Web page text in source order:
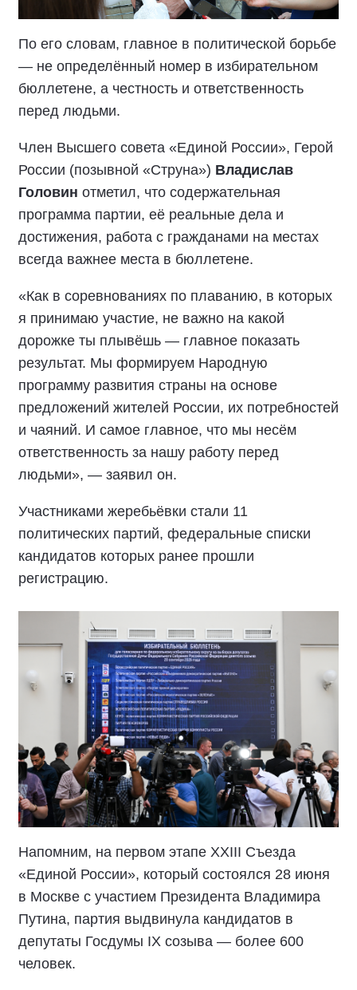
По его словам, главное в политической борьбе
— не определённый номер в избирательном
бюллетене, а честность и ответственность
перед людьми.
Член Высшего совета «Единой России», Герой
России (позывной «Струна») Владислав
Головин отметил, что содержательная
программа партии, её реальные дела и
достижения, работа с гражданами на местах
всегда важнее места в бюллетене.
«Как в соревнованиях по плаванию, в которых
я принимаю участие, не важно на какой
дорожке ты плывёшь — главное показать
результат. Мы формируем Народную
программу развития страны на основе
предложений жителей России, их потребностей
и чаяний. И самое главное, что мы несём
ответственность за нашу работу перед
людьми», — заявил он.
Участниками жеребьёвки стали 11
политических партий, федеральные списки
кандидатов которых ранее прошли
регистрацию.
Напомним, на первом этапе XXIII Съезда
«Единой России», который состоялся 28 июня
в Москве с участием Президента Владимира
Путина, партия выдвинула кандидатов в
депутаты Госдумы IX созыва — более 600
человек.